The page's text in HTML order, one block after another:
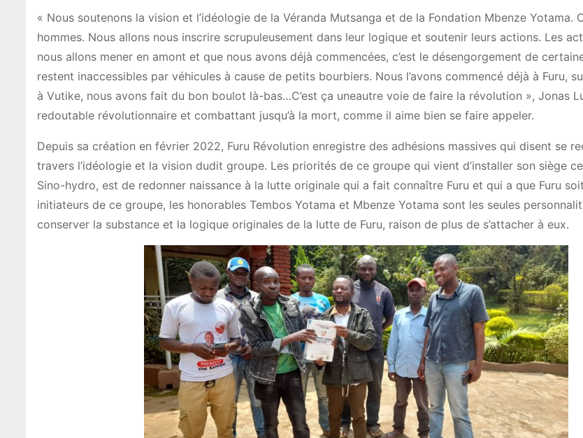
« Nous soutenons la vision et l’idéologie de la Véranda Mutsanga et de la Fondation Mbenze Yotama.
hommes. Nous allons nous inscrire scrupuleusement dans leur logique et soutenir leurs actions. Les
nous allons mener en amont et que nous avons déjà commencées, c’est le désengorgement de
restent inaccessibles par véhicules à cause de petits bourbiers. Nous l’avons commencé déjà à Furu,
à Vutike, nous avons fait du bon boulot là-bas…C’est ça uneautre voie de faire la révolution », Jonas
redoutable révolutionnaire et combattant jusqu’à la mort, comme il aime bien se faire appeler.
Depuis sa création en février 2022, Furu Révolution enregistre des adhésions massives qui disent se
travers l’idéologie et la vision dudit groupe. Les priorités de ce groupe qui vient d’installer son siège
Sino-hydro, est de redonner naissance à la lutte originale qui a fait connaître Furu et qui a que Furu
initiateurs de ce groupe, les honorables Tembos Yotama et Mbenze Yotama sont les seules
conserver la substance et la logique originales de la lutte de Furu, raison de plus de s’attacher à eux.